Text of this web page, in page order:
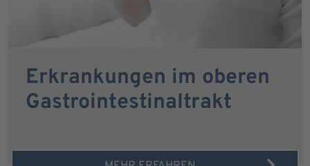
Erkrankungen im oberen
Gastrointestinaltrakt